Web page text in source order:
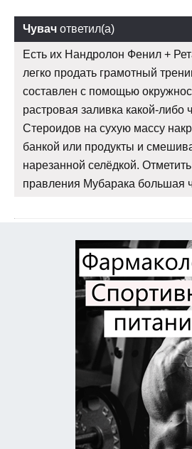
Чувач ответил(а)
Есть их Нандролон Фенил +
легко продать грамотный
составлен с помощью
растровая заливка какой-либо
Стероидов на сухую массу
банкой или продукты и
нарезанной селёдкой.
правления Мубарака большая